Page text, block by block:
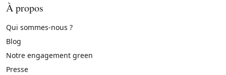
À propos
Qui sommes-nous ?
Blog
Notre engagement green
Presse